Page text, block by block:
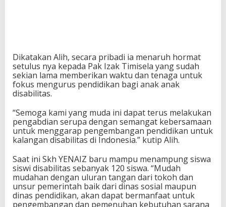
Dikatakan Alih, secara pribadi ia menaruh hormat
setulus nya kepada Pak Izak Timisela yang sudah
sekian lama memberikan waktu dan tenaga untuk
fokus mengurus pendidikan bagi anak anak
disabilitas.
“Semoga kami yang muda ini dapat terus melakukan
pengabdian serupa dengan semangat kebersamaan
untuk menggarap pengembangan pendidikan untuk
kalangan disabilitas di Indonesia.” kutip Alih.
Saat ini Skh YENAIZ baru mampu menampung siswa
siswi disabilitas sebanyak 120 siswa. “Mudah
mudahan dengan uluran tangan dari tokoh dan
unsur pemerintah baik dari dinas sosial maupun
dinas pendidikan, akan dapat bermanfaat untuk
pengembangan dan pemenuhan kebutuhan sarana